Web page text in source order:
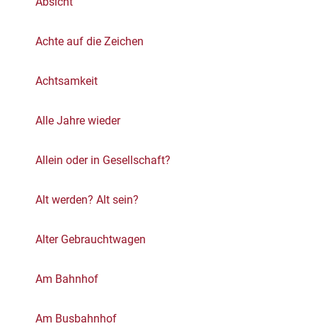
Achte auf die Zeichen
Achtsamkeit
Alle Jahre wieder
Allein oder in Gesellschaft?
Alt werden? Alt sein?
Alter Gebrauchtwagen
Am Bahnhof
Am Busbahnhof